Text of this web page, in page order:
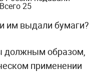
25
им выдали бумаги?
должным образом,
применении